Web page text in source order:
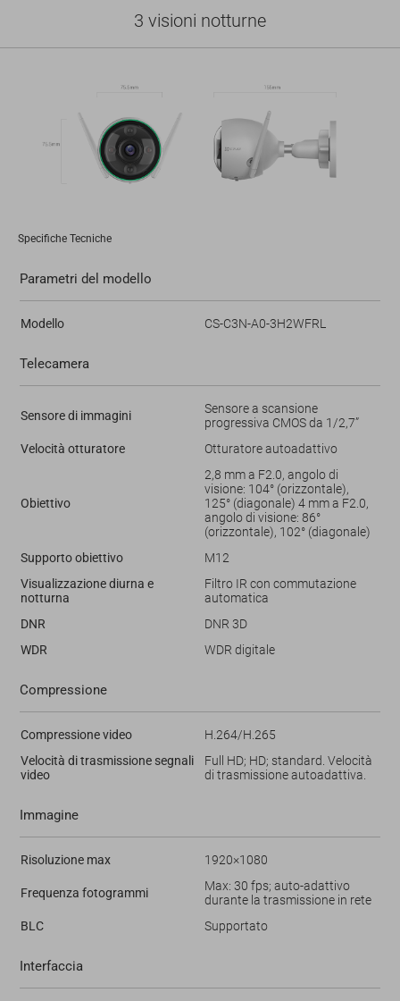
3 visioni notturne
Specifiche Tecniche
Parametri del modello
Modello CS-C3N-A0-3H2WFRL
Telecamera
Sensore di immagini
Sensore a scansione
progressiva CMOS da 1/2,7”
Velocità otturatore
Otturatore autoadattivo
Obiettivo
2,8 mm a F2.0, angolo di
visione: 104° (orizzontale),
125° (diagonale) 4 mm a F2.0,
angolo di visione: 86°
(orizzontale), 102° (diagonale)
Supporto obiettivo
M12
Visualizzazione diurna e
notturna
Filtro IR con commutazione
automatica
DNR
DNR 3D
WDR
WDR digitale
Compressione
Compressione video
H.264/H.265
Velocità di trasmissione segnali
video
Full HD; HD; standard. Velocità
di trasmissione autoadattiva.
Immagine
Risoluzione max 1920×1080
Frequenza fotogrammi
Max: 30 fps; auto-adattivo
durante la trasmissione in rete
BLC
Supportato
Interfaccia